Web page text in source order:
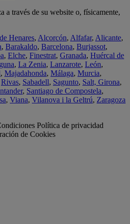
a través de su website o, físicamente,
Henares, Alcorcón, Alfafar, Alicante,
, Barakaldo, Barcelona, Burjassot,
, Elche, Finestrat, Granada, Huércal de
, La Zenia, Lanzarote, León,
, Majadahonda, Málaga, Murcia,
Rivas, Sabadell, Sagunto, Salt, Girona,
, Santiago de Compostela,
, Viana, Vilanova i la Geltrú, Zaragoza
Política de privacidad
de Cookies